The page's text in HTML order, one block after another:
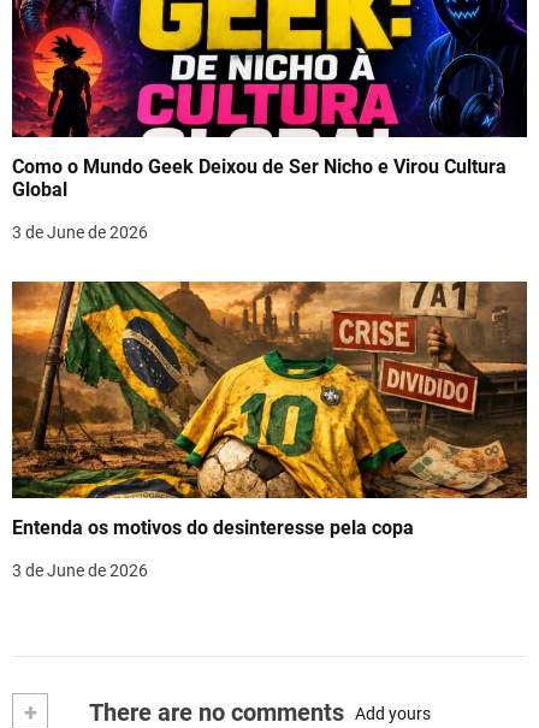
Como o Mundo Geek Deixou de Ser Nicho e Virou Cultura
Global
3 de June de 2026
Entenda os motivos do desinteresse pela copa
3 de June de 2026
+ There are no comments Add yours